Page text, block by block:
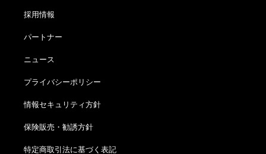
採用情報
パートナー
ニュース
プライバシーポリシー
情報セキュリティ方針
保険販売・勧誘方針
特定商取引法に基づく表記